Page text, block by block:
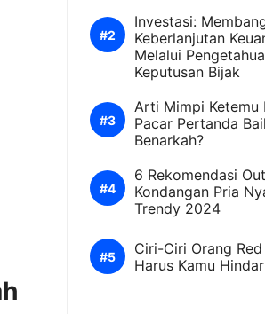
Investasi:
Keberlanjutan
Melalui
Keputusan Bijak
Arti Mimpi Ketemu
Pacar Pertanda
Benarkah?
6 Rekomendasi
Kondangan Pria
Trendy 2024
Ciri-Ciri Orang
Harus Kamu